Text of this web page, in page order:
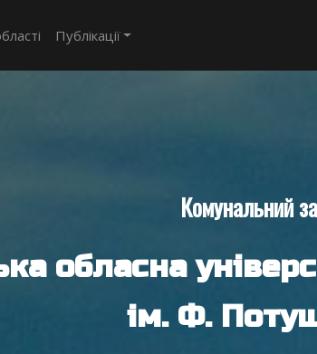
Публікації
Комунальний
обласна
ім. Ф.